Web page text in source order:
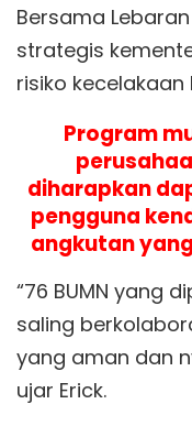
Bersama
strategis
risiko
Program
diharapkan
pengguna
angkutan
“76 BUMN yang
saling
yang aman dan
ujar Erick.